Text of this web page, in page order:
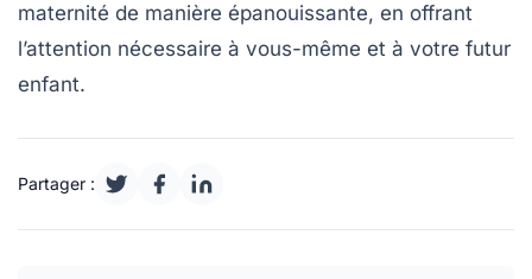
maternité de manière épanouissante, en offrant
l’attention nécessaire à vous-même et à votre futur
enfant.
Partager :